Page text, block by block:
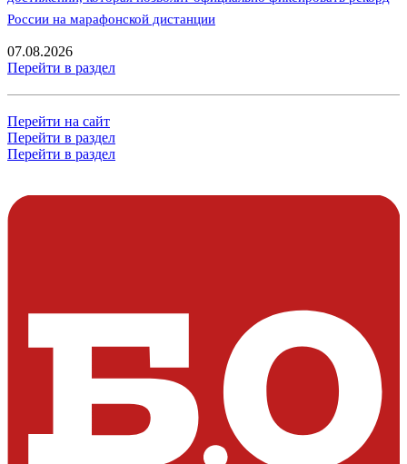
России на марафонской дистанции
07.08.2026
Перейти в раздел
Перейти на сайт
Перейти в раздел
Перейти в раздел